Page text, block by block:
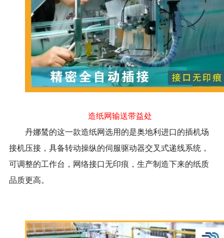
造纸网输送带益处
丹娜鸶的这一款造纸网选用的是奥地利进口的插机场
接机压接，具备转动操纵的伺服驱动器交叉式递线系统，
可调整的工作台，网络接口无印痕，生产制造下来的纸质
品质更高。